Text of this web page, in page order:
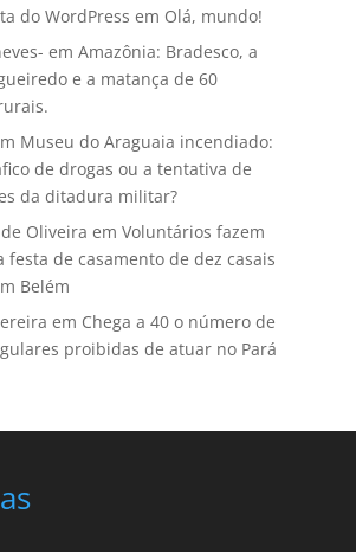
do WordPress em Olá, mundo!
em Amazônia: Bradesco, a
e a matança de 60
Museu do Araguaia incendiado:
de drogas ou a tentativa de
da ditadura militar?
Oliveira em Voluntários fazem
festa de casamento de dez casais
Belém
em Chega a 40 o número de
proibidas de atuar no Pará